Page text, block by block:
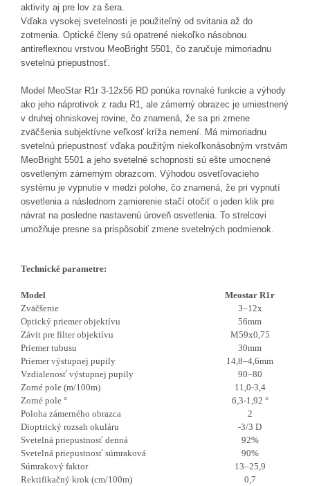
aktivity aj pre lov za šera.
Vďaka vysokej svetelnosti je použiteľný od svitania až do
zotmenia. Optické členy sú opatrené niekoľko násobnou
antireflexnou vrstvou MeoBright 5501, čo zaručuje mimoriadnu
svetelnú priepustnosť.
Model MeoStar R1r 3-12x56 RD ponúka rovnaké funkcie a výhody
ako jeho náprotivok z radu R1, ale zámerný obrazec je umiestnený
v druhej ohniskovej rovine, čo znamená, že sa pri zmene
zväčšenia subjektívne veľkosť kríža nemení. Má mimoriadnu
svetelnú priepustnosť vďaka použitým niekoľkonásobným vrstvám
MeoBright 5501 a jeho svetelné schopnosti sú ešte umocnené
osvetleným zámerným obrazcom. Výhodou osvetľovacieho
systému je vypnutie v medzi polohe, čo znamená, že pri vypnutí
osvetlenia a následnom zamierenie stačí otočiť o jeden klik pre
návrat na posledne nastavenú úroveň osvetlenia. To strelcovi
umožňuje presne sa prispôsobiť zmene svetelných podmienok.
Technické parametre:
Model
Meostar R1r
Zväčšenie
3–12x
Optický priemer objektívu
56mm
Závit pre filter objektívu
M59x0,75
Priemer tubusu
30mm
Priemer výstupnej pupily
14,8–4,6mm
Vzdialenosť výstupnej pupily
90–80
Zorné pole (m/100m)
11,0-3,4
Zorné pole °
6,3-1,92 °
Poloha zámerného obrazca
2
Dioptrický rozsah okuláru
-3/3 D
Svetelná priepustnosť denná
92%
Svetelná priepustnosť súmraková
90%
Súmrakový faktor
13–25,9
Rektifikačný krok (cm/100m)
0,7